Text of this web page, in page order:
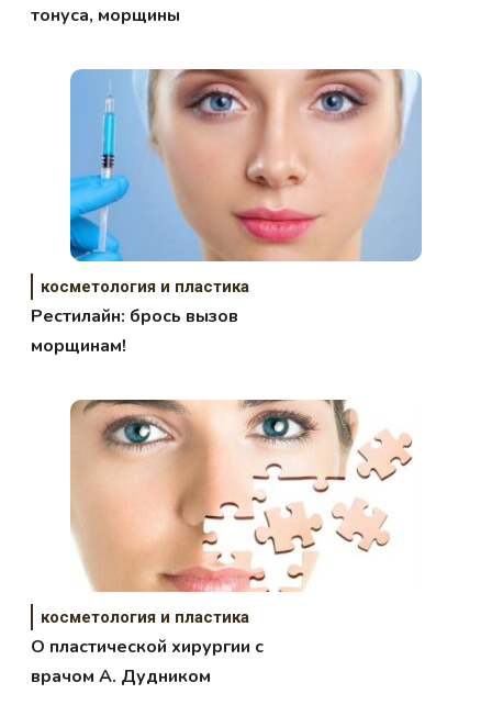
тонуса, морщины
косметология и пластика
Рестилайн: брось вызов
морщинам!
косметология и пластика
О пластической хирургии с
врачом А. Дудником